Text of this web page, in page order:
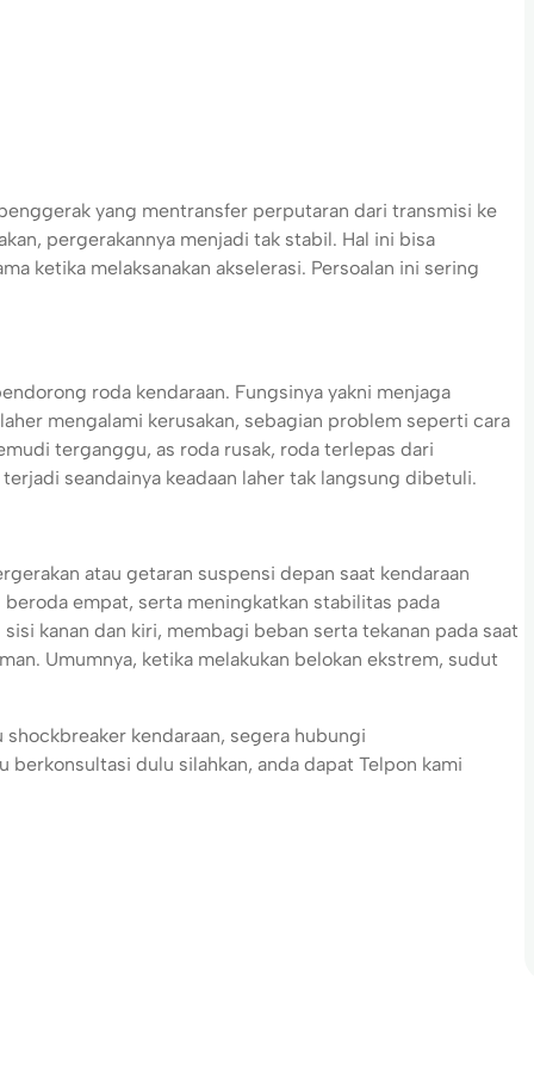
yang mentransfer perputaran dari transmisi ke
pergerakannya menjadi tak stabil. Hal ini bisa
ketika melaksanakan akselerasi. Persoalan ini sering
roda kendaraan. Fungsinya yakni menjaga
mengalami kerusakan, sebagian problem seperti cara
terganggu, as roda rusak, roda terlepas dari
seandainya keadaan laher tak langsung dibetuli.
atau getaran suspensi depan saat kendaraan
empat, serta meningkatkan stabilitas pada
kanan dan kiri, membagi beban serta tekanan pada saat
Umumnya, ketika melakukan belokan ekstrem, sudut
kendaraan, segera hubungi
dulu silahkan, anda dapat Telpon kami